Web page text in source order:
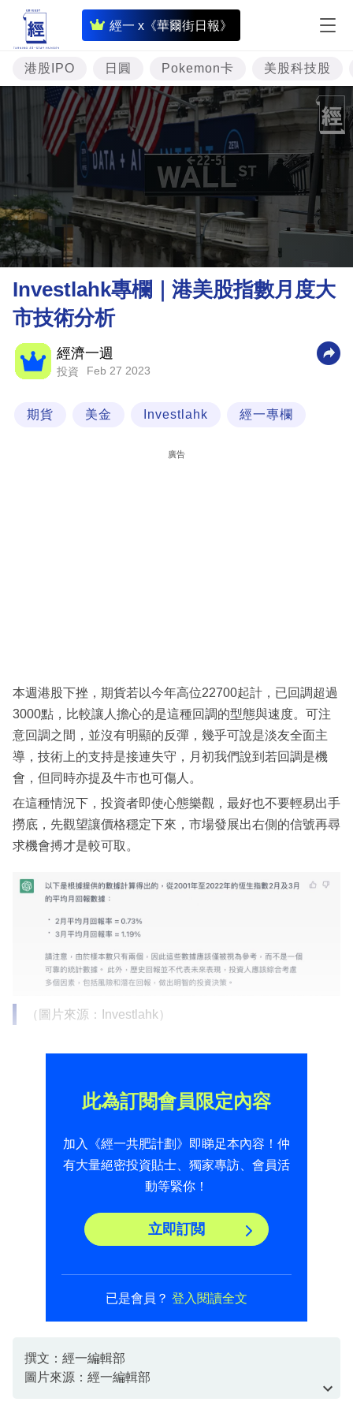
經一 x《華爾街日報》
即
時
財
經
專
題
投
樓
市
理
財
商
業
科
區
港股IPO 日圓 Pokemon卡 美股科技股
Investlahk專欄｜港美股指數月度大
市技術分析
經濟一週
投資 Feb 27 2023
期貨 美金 Investlahk 經一專欄
廣告
本週港股下挫，期貨若以今年高位22700起計，已回調超過
3000點，比較讓人擔心的是這種回調的型態與速度。可注
意回調之間，並沒有明顯的反彈，幾乎可說是淡友全面主
導，技術上的支持是接連失守，月初我們說到若回調是機
會，但同時亦提及牛市也可傷人。
在這種情況下，投資者即使心態樂觀，最好也不要輕易出手
撈底，先觀望讓價格穩定下來，市場發展出右側的信號再尋
求機會搏才是較可取。
（圖片來源：Investlahk）
此為訂閱會員限定內容
加入《經一共肥計劃》即睇足本內容！仲
有大量絕密投資貼士、獨家專訪、會員活
動等緊你！
立即訂閲
已是會員？ 登入閱讀全文
撰文：經一編輯部
圖片來源：經一編輯部